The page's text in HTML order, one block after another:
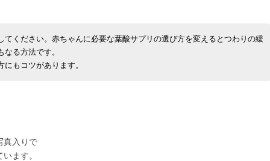
てください。赤ちゃんに必要な葉酸サプリの選び方を変えるとつわりの緩
なる方法です。
にもコツがあります。
真入りで
ます。